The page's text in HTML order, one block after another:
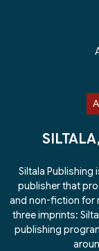
Siltala Publishing
publisher that
and non-fiction for
three imprints:
publishing